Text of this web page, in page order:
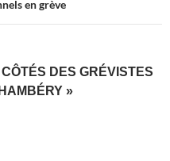
en grève
DES GRÉVISTES
»